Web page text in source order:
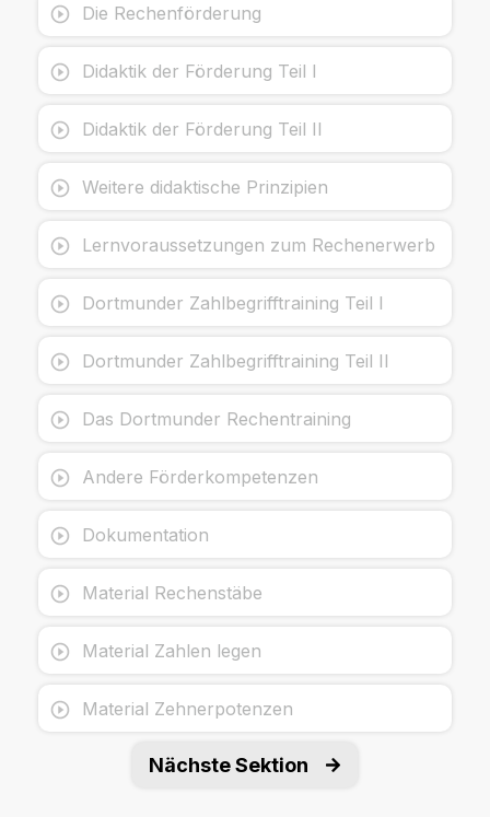
Die Rechenförderung
Didaktik der Förderung Teil I
Didaktik der Förderung Teil II
Weitere didaktische Prinzipien
Lernvoraussetzungen zum Rechenerwerb
Dortmunder Zahlbegrifftraining Teil I
Dortmunder Zahlbegrifftraining Teil II
Das Dortmunder Rechentraining
Andere Förderkompetenzen
Dokumentation
Material Rechenstäbe
Material Zahlen legen
Material Zehnerpotenzen
Nächste Sektion